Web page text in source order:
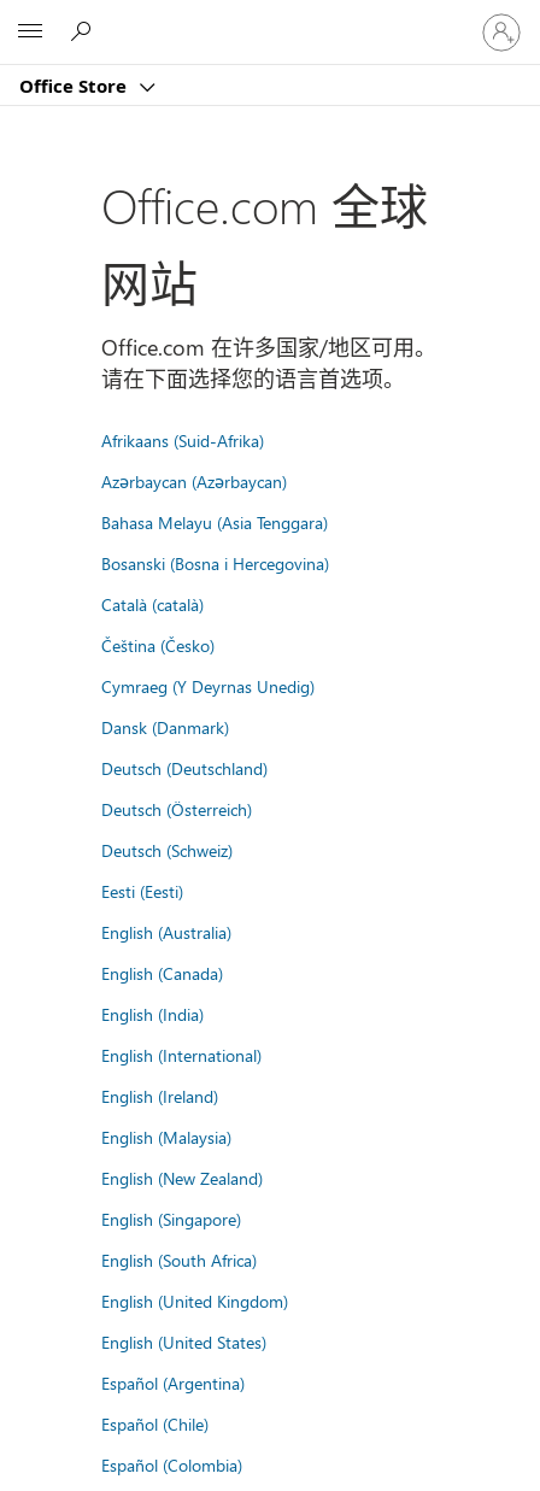
Office Store
请
登
录
Office.com 全球
网站
Office.com 在许多国家/地区可用。
请在下面选择您的语言首选项。
Afrikaans (Suid-Afrika)
Azərbaycan (Azərbaycan)
Bahasa Melayu (Asia Tenggara)
Bosanski (Bosna i Hercegovina)
Català (català)
Čeština (Česko)
Cymraeg (Y Deyrnas Unedig)
Dansk (Danmark)
Deutsch (Deutschland)
Deutsch (Österreich)
Deutsch (Schweiz)
Eesti (Eesti)
English (Australia)
English (Canada)
English (India)
English (International)
English (Ireland)
English (Malaysia)
English (New Zealand)
English (Singapore)
English (South Africa)
English (United Kingdom)
English (United States)
Español (Argentina)
Español (Chile)
Español (Colombia)